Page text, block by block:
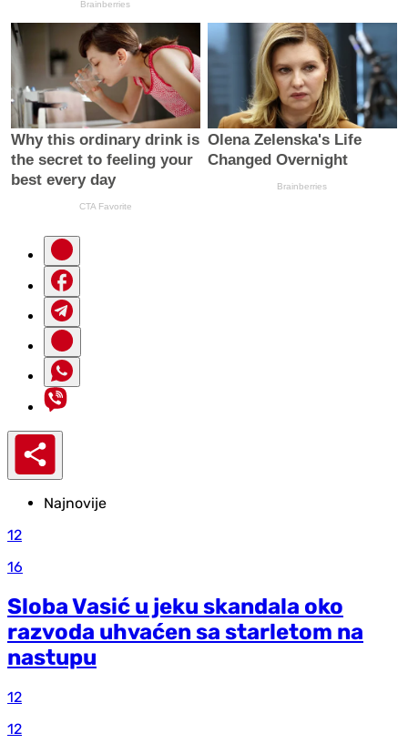
Najnovije
12
16
Sloba Vasić u jeku skandala oko
razvoda uhvaćen sa starletom na
nastupu
12
12